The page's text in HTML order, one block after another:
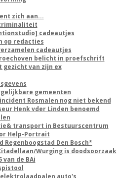
zich aan...
cadeautjes
op redacties
cadeautjes
belicht in proefschrift
gezicht van zijn ex
gemeenten
Rosmalen nog niet bekend
Henk vder Linden benoemd
transport in Bestuurscentrum
Help-Portrait
Den Bosch*
Wurging is doodsoorzaak
de BAi
auto's